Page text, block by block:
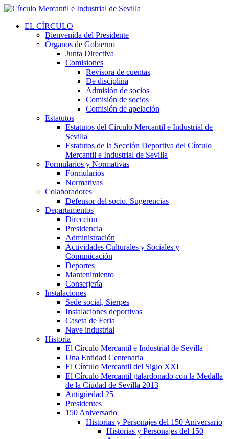
EL CÍRCULO
Bienvenida del Presidente
Órganos de Gobierno
Junta Directiva
Comisiones
Revisora de cuentas
De disciplina
Admisión de socios
Comisión de socios
Comisión de apelación
Estatutos
Estatutos del Círculo Mercantil e Industrial de
Sevilla
Estatutos de la Sección Deportiva del Círculo
Mercantil e Industrial de Sevilla
Formularios y Normativas
Formularios
Normativas
Colaboradores
Defensor del socio. Sugerencias
Departamentos
Dirección
Presidencia
Administración
Actividades Culturales y Sociales y
Comunicación
Deportes
Mantenimiento
Conserjería
Instalaciones
Sede social, Sierpes
Instalaciones deportivas
Caseta de Feria
Nave industrial
Historia
El Círculo Mercantil e Industrial de Sevilla
Una Entidad Centenaria
El Círculo Mercantil del Siglo XXI
El Círculo Mercantil galardonado con la Medalla
de la Ciudad de Sevilla 2013
Antigüedad 25
Presidentes
150 Aniversario
Historias y Personajes del 150 Aniversario
Historias y Personajes del 150